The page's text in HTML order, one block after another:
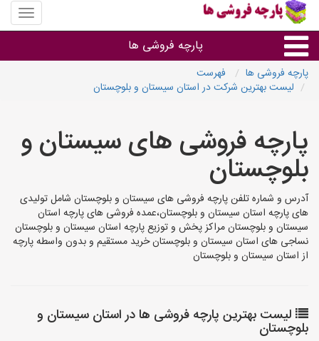
منوی
سایت
فروشی
پارچه فروشی ها
پارچه براساس جنس
پارچه براساس رنگ طرح و کاربرد
پارچه فروشی های هر شهر
پارچه فروشی ها
فهرست
لیست بهترین شرکت در استان سیستان و بلوچستان
پارچه فروشی های سیستان و
بلوچستان
آدرس و شماره تلفن پارچه فروشی های سیستان و بلوچستان شامل تولیدی
های پارچه استان سیستان و بلوچستان،عمده فروشی های پارچه استان
سیستان و بلوچستان مراکز پخش و توزیع پارچه استان سیستان و بلوچستان
نساجی های استان سیستان و بلوچستان خرید مستقیم و بدون واسطه پارچه
از استان سیستان و بلوچستان
لیست بهترین پارچه فروشی ها در استان سیستان و
بلوچستان